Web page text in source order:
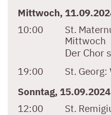
Mittwoch,
10:00
St.
Mittwoch
Der Chor
19:00 St. Georg:
Sonntag, 15.09.2024
12:00
St.